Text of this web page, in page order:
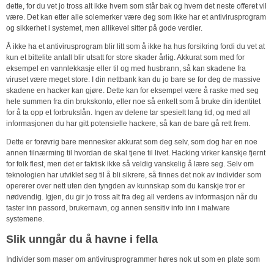
dette, for du vet jo tross alt ikke hvem som står bak og hvem det neste offeret vil
være. Det kan etter alle solemerker være deg som ikke har et antivirusprogram
og sikkerhet i systemet, men allikevel sitter på gode verdier.
Å ikke ha et antivirusprogram blir litt som å ikke ha hus forsikring fordi du vet at
kun et bittelite antall blir utsatt for store skader årlig. Akkurat som med for
eksempel en vannlekkasje eller til og med husbrann, så kan skadene fra
viruset være meget store. I din nettbank kan du jo bare se for deg de massive
skadene en hacker kan gjøre. Dette kan for eksempel være å raske med seg
hele summen fra din brukskonto, eller noe så enkelt som å bruke din identitet
for å ta opp et forbrukslån. Ingen av delene tar spesielt lang tid, og med all
informasjonen du har gitt potensielle hackere, så kan de bare gå rett frem.
Dette er forøvrig bare mennesker akkurat som deg selv, som dog har en noe
annen tilnærming til hvordan de skal tjene til livet. Hacking virker kanskje fjernt
for folk flest, men det er faktisk ikke så veldig vanskelig å lære seg. Selv om
teknologien har utviklet seg til å bli sikrere, så finnes det nok av individer som
opererer over nett uten den tyngden av kunnskap som du kanskje tror er
nødvendig. Igjen, du gir jo tross alt fra deg all verdens av informasjon når du
taster inn passord, brukernavn, og annen sensitiv info inn i malware
systemene.
Slik unngår du å havne i fella
Individer som maser om antivirusprogrammer høres nok ut som en plate som